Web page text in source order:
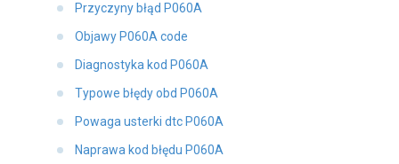
Przyczyny błąd P060A
Objawy P060A code
Diagnostyka kod P060A
Typowe błędy obd P060A
Powaga usterki dtc P060A
Naprawa kod błędu P060A